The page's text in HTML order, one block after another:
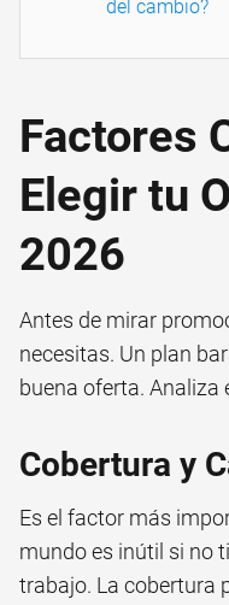
del cambio?
Factores
Elegir tu
2026
Antes de mirar
necesitas. Un plan
buena oferta. Analiza
Cobertura y
Es el factor más
mundo es inútil si no
trabajo. La cobertura